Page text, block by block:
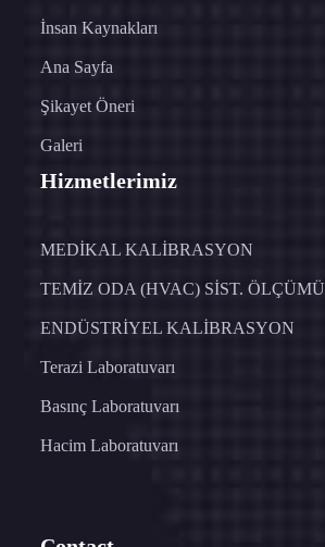
İnsan Kaynakları
Ana Sayfa
Şikayet Öneri
Galeri
Hizmetlerimiz
MEDİKAL KALİBRASYON
TEMİZ ODA (HVAC) SİST. ÖLÇÜMÜ
ENDÜSTRİYEL KALİBRASYON
Terazi Laboratuvarı
Basınç Laboratuvarı
Hacim Laboratuvarı